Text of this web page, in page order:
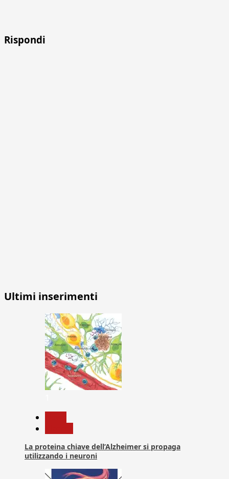
Rispondi
Ultimi inserimenti
La proteina chiave dell’Alzheimer si propaga
utilizzando i neuroni